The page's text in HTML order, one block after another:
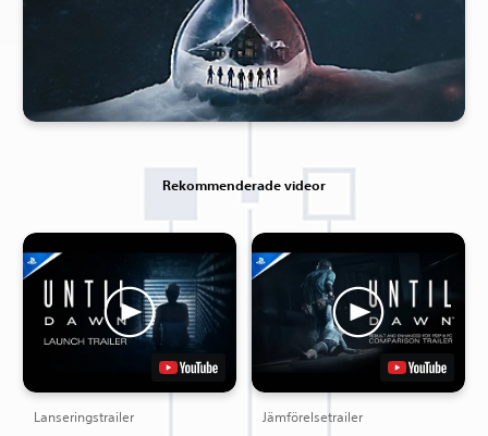
Rekommenderade videor
Lanseringstrailer Jämförelsetrailer